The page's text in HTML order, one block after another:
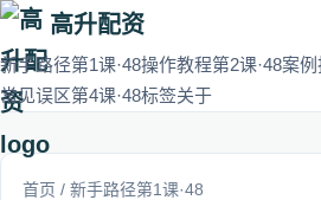
高升配资
新手路径第1课·48操作教程第2课·48案例
常见误区第4课·48标签关于
首页 / 新手路径第1课·48